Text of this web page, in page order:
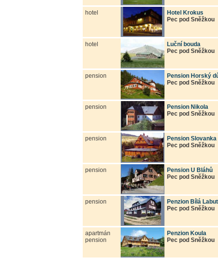
hotel
Hotel Krokus
Pec pod Sněžkou
hotel
Luční bouda
Pec pod Sněžkou
pension
Pension Horský
Pec pod Sněžkou
pension
Pension Nikola
Pec pod Sněžkou
pension
Pension Slovanka
Pec pod Sněžkou
pension
Pension U Bláhů
Pec pod Sněžkou
pension
Penzion Bílá
Pec pod Sněžkou
apartmán
pension
Penzion Koula
Pec pod Sněžkou